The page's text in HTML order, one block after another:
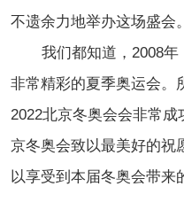
不遗余力地举办这场盛会。
我们都知道，2008年
非常精彩的夏季奥运会。
2022北京冬奥会会非常
京冬奥会致以最美好的祝
以享受到本届冬奥会带来